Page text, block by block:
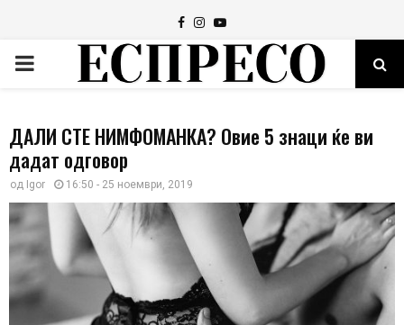
Facebook
Instagram
Youtube
PRIMARY
ДАЛИ СТЕ НИМФОМАНКА? Овие 5 знаци ќе ви
дадат одговор
од Igor 16:50 - 25 ноември, 2019